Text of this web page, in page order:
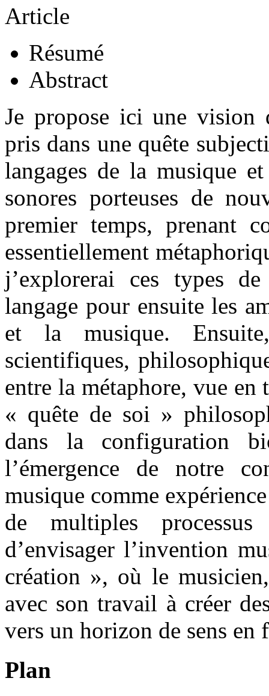
Article
Résumé
Abstract
Je propose ici une vision
pris dans une quête
langages de la musique
sonores porteuses de
premier temps, prenant
essentiellement
j’explorerai ces types
langage pour ensuite les
et la musique.
scientifiques,
entre la métaphore, vue en
« quête de soi »
dans la configuration
l’émergence de notre
musique comme
de multiples processus
d’envisager l’invention
création », où le
avec son travail à créer
vers un horizon de sens
Plan